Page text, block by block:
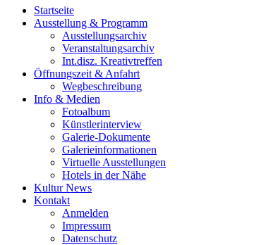
Startseite
Ausstellung & Programm
Ausstellungsarchiv
Veranstaltungsarchiv
Int.disz. Kreativtreffen
Öffnungszeit & Anfahrt
Wegbeschreibung
Info & Medien
Fotoalbum
Künstlerinterview
Galerie-Dokumente
Galerieinformationen
Virtuelle Ausstellungen
Hotels in der Nähe
Kultur News
Kontakt
Anmelden
Impressum
Datenschutz